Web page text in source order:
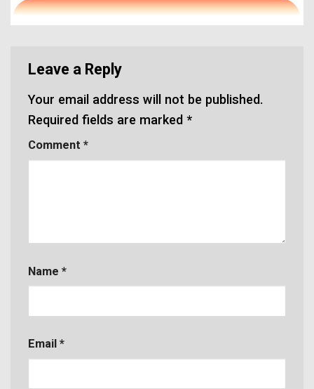
Leave a Reply
Your email address will not be published.
Required fields are marked *
Comment *
Name *
Email *